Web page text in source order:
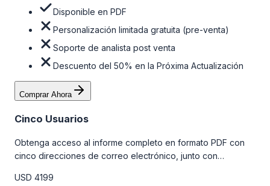
Disponible en PDF
Personalización limitada gratuita (pre-venta)
Soporte de analista post venta
Descuento del 50% en la Próxima Actualización
Comprar Ahora
Cinco Usuarios
Obtenga acceso al informe completo en formato PDF con
cinco direcciones de correo electrónico, junto con
venta y el soporte post-venta de nuestros analistas. Para
USD 4199